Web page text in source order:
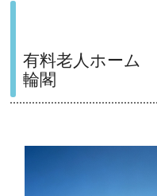
有料老人ホーム
輪閣